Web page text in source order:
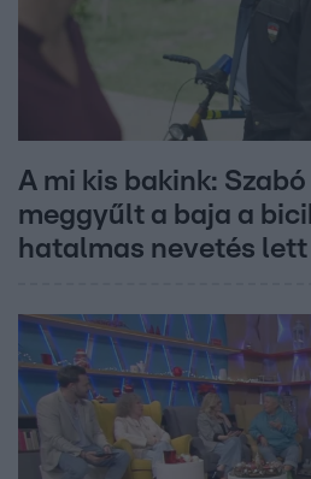
A mi kis bakink:
meggyűlt a baja a
hatalmas nevetés lett